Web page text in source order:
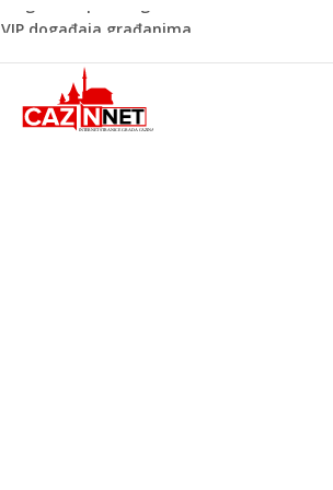
Sarajevo ipak u Mostaru igra
Premijer lige BiH
Lepa Brena pala na koncertu u Budvi
nakon kultnog zamaha nogom: "Nisi bio